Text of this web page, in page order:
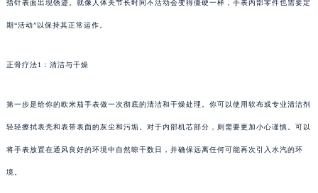
指针表面出现锈迹。就像人体关节长时间不活动会变得僵硬一样，手表内部零件也需要定
期“活动”以保持其正常运作。
正骨疗法1：清洁与干燥
第一步是给你的欧米茄手表做一次彻底的清洁和干燥处理。你可以使用软布或专业清洁剂
轻轻擦拭表壳和表带表面的灰尘和污垢。对于内部机芯部分，则需要更加小心谨慎。可以
将手表放置在通风良好的环境中自然晾干数日，并确保远离任何可能再次引入水汽的环
境。